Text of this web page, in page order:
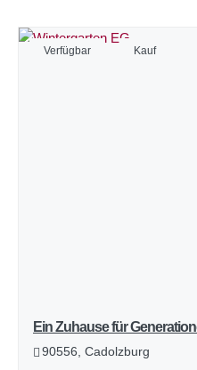
Verfügbar Kauf
Ein Zuhause für
90556, Cadolzburg